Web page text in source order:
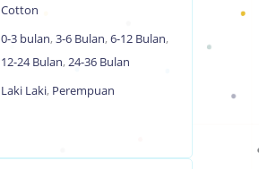
Cotton
0-3 bulan, 3-6 Bulan, 6-12 Bulan,
12-24 Bulan, 24-36 Bulan
Laki Laki, Perempuan